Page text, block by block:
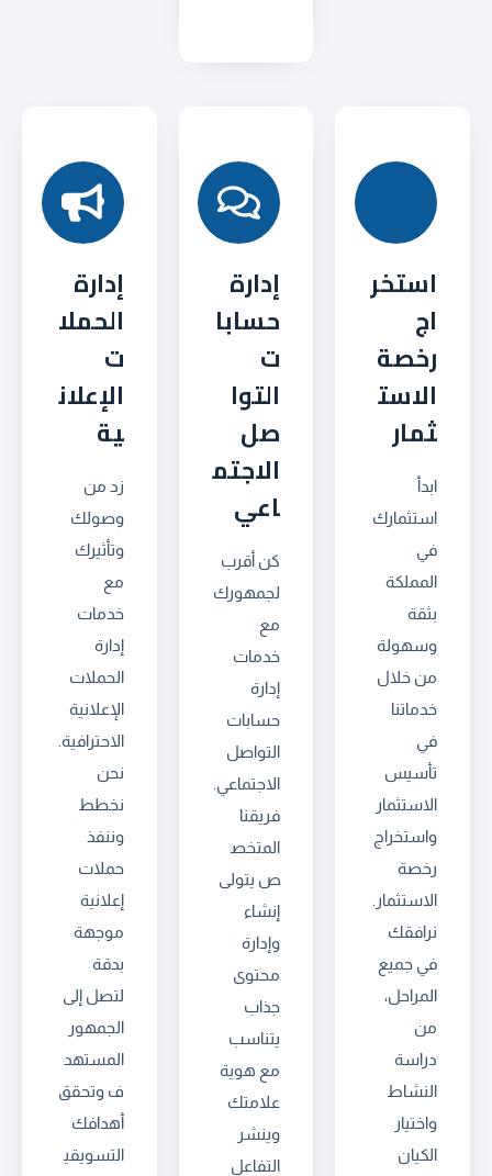
استخر
اج
رخصة
الاست
ثمار
ابدأ
استثمارك
في
المملكة
بثقة
وسهولة
من خلال
خدماتنا
في
تأسيس
الاستثمار
واستخراج
رخصة
الاستثمار.
نرافقك
في جميع
المراحل،
من
دراسة
النشاط
واختيار
الكيان
إدارة
حسابا
ت
التوا
صل
الاجتم
اعي
كن أقرب
لجمهورك
مع
خدمات
إدارة
حسابات
التواصل
الاجتماعي.
فريقنا
المتخص
ص يتولى
إنشاء
وإدارة
محتوى
جذاب
يتناسب
مع هوية
علامتك
وينشر
التفاعل
إدارة
الحملا
ت
الإعلان
ية
زد من
وصولك
وتأثيرك
مع
خدمات
إدارة
الحملات
الإعلانية
الاحترافية.
نحن
نخطط
وننفذ
حملات
إعلانية
موجهة
بدقة
لتصل إلى
الجمهور
المستهد
ف وتحقق
أهدافك
التسويقي